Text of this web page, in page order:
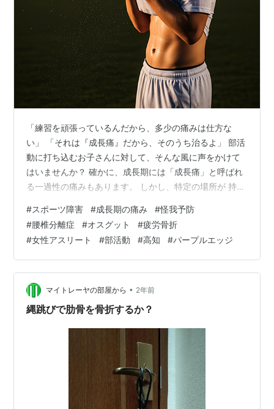
「練習を頑張っているんだから、多少の痛みは仕方な
い」 「それは『成長痛』だから、そのうち治るよ」 部活
動に打ち込むお子さんに対して、そんな風に声をかけて
はいませんか？ 確かに、成長期には「成長痛」と呼ばれ
る一過性の痛みもあります。 しかし、特定の場所が 持続
げている「危険なサイン」、つまり“骨の悲鳴”かもしれま
せん。 特に、体が劇的に変化する中高生の時期は、スポ
ーツパフォーマンスが飛躍的に向上する一方で、骨格系
の障害が非常に起こりやすい、デリケートな時期でもあ
ります。 今回は、成長期のアスリートに特有の骨の障害
がなぜ起こるのか、その背景にあるオ…
#スポーツ障害 #成長期の痛み #怪我予防
#腰椎分離症 #オスグット #疲労骨折
#女性アスリート #部活動 #高知 #パープルエッジ
マイトレーヤの部屋から • 2年前
縄跳びで肋骨を骨折するか？